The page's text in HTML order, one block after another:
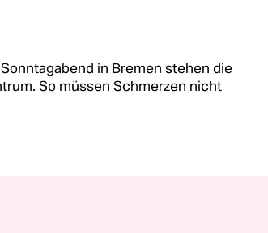
in Bremen stehen die
So müssen Schmerzen nicht